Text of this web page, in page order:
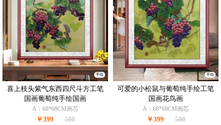
手绘
喜上枝头紫气东西四尺斗方工笔
国画葡萄纯手绘国画
A：68*68CM画芯
￥399 500
手绘
可爱的小松鼠与葡萄纯手绘工笔
国画花鸟画
A：68*68CM画芯
￥399 500